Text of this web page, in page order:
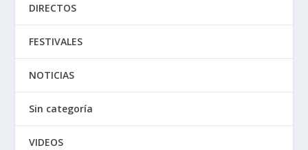
DIRECTOS
FESTIVALES
NOTICIAS
Sin categoría
VIDEOS